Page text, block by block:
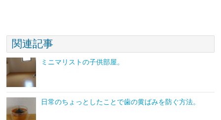
関連記事
ミニマリストの子供部屋。
日常のちょっとしたことで歯の黄ばみを防ぐ方法。